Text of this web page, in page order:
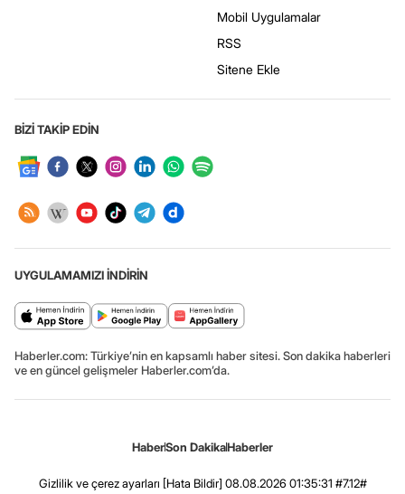
Mobil Uygulamalar
RSS
Sitene Ekle
BİZİ TAKİP EDİN
UYGULAMAMIZI İNDİRİN
Haberler.com: Türkiye’nin en kapsamlı haber sitesi. Son dakika haberleri
ve en güncel gelişmeler Haberler.com’da.
HaberSon DakikaHaberler
Gizlilik ve çerez ayarları [Hata Bildir] 08.08.2026 01:35:31 #7.12#